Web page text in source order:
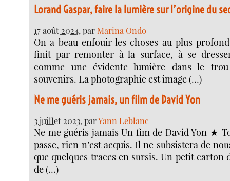
Lorand Gaspar, faire la lumière sur l’origine du
17 août 2024, parMarina Ondo
On a beau enfouir les choses au plus
finit par remonter à la surface, à se
comme une évidente lumière dans le
souvenirs. La photographie est image (…)
Ne me guéris jamais, un film de David Yon
3 juillet 2023, parYann Leblanc
Ne me guéris jamais Un fim de David Yon ★
passe, rien n’est acquis. Il ne subsistera de
que quelques traces en sursis. Un petit carton
de (…)